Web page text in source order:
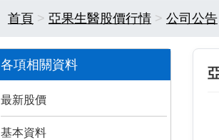
首頁 亞果生醫股價行情 公司公告
各項相關資料
最新股價
基本資料